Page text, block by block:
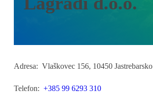
Adresa: Vlaškovec 156, 10450 Jastrebarsko
Telefon: +385 99 6293 310